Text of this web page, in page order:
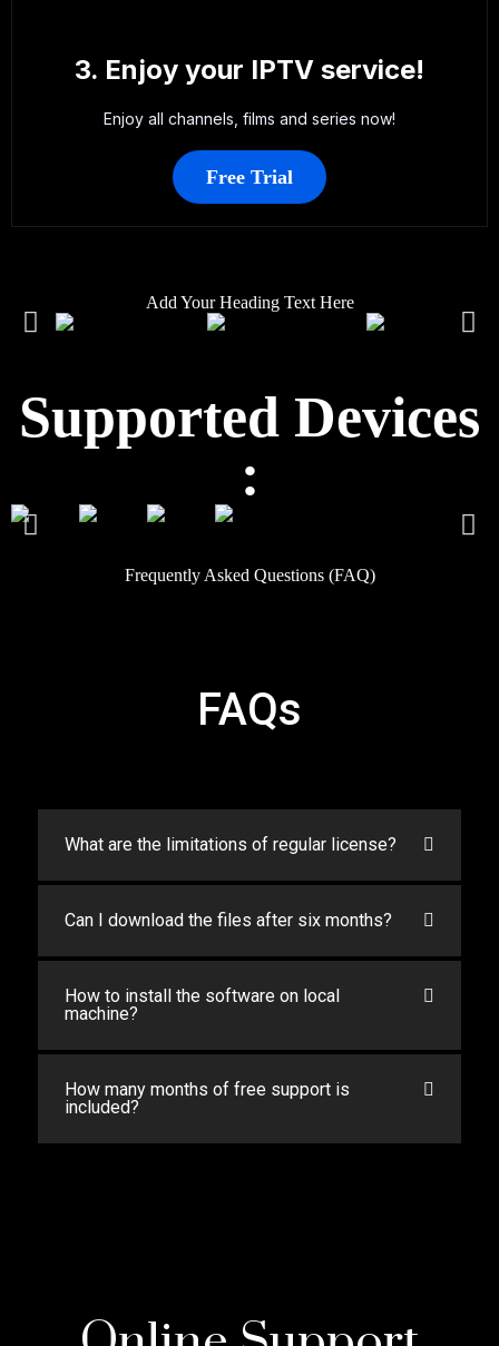
3. Enjoy your IPTV service!
Enjoy all channels, films and series now!
Free Trial
Add Your Heading Text Here
Supported Devices
:
Frequently Asked Questions (FAQ)​
FAQs
What are the limitations of regular license?
Can I download the files after six months?
How to install the software on local
machine?
How many months of free support is
included?